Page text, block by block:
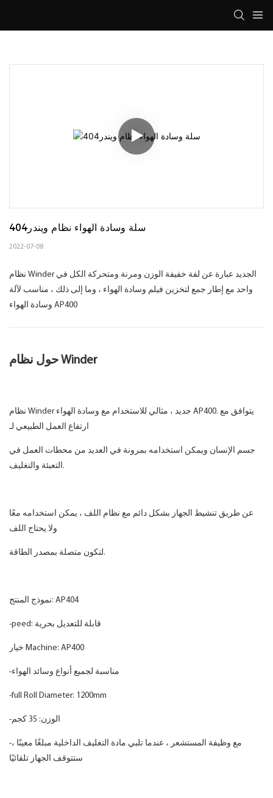
سلة وسادة الهواء نظام ويندر404
2022-07-08
نظام Winder الجديد عبارة عن لفة خفيفة الوزن ومرنة ومتحركة الكل في
واحد مع إطار جمع لتخزين فيلم وسادة الهواء ، وما إلى ذلك ، مناسب لآلة
وسادة الهواء AP400
حول نظام Winder
نظام Winder جديد ، مثالي للاستخدام مع وسادة الهواء AP400. يتوافق مع
جسم الإنسان ويمكن استخدامه بمرونة في العديد من محطات العمل في
التعبئة والتغليف.
عن طريق تنشيط الجهاز بشكل دائم مع نظام اللف ، يمكن استخدامه معًا
لتكون متصلة بمصدر الطاقة.
نموذج المنتج: AP404
-peed: قابلة للتعديل بحرية
خيار Machine: AP400
-مناسبة لجميع أنواع وسائد الهواء
-full Roll Diameter: 1200mm
-الوزن: 35 كجم
-مع وظيفة المستشعر ، عندما تلبي مادة التغليف الداخلية مبلغًا معينًا ،
ستتوقف الجهاز تلقائيًا